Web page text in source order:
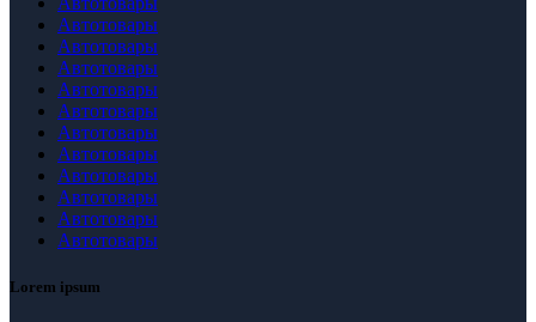
Автотовары
Автотовары
Автотовары
Автотовары
Автотовары
Автотовары
Автотовары
Автотовары
Автотовары
Автотовары
Автотовары
Lorem ipsum